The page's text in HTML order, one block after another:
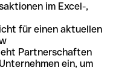
im Excel-,
für einen aktuellen
Partnerschaften
ein, um